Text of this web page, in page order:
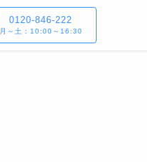
0120-846-222
月～土：10:00～16:30